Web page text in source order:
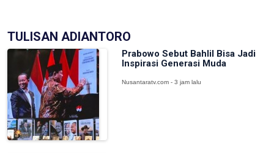
TULISAN ADIANTORO
Prabowo Sebut Bahlil Bisa Jadi
Inspirasi Generasi Muda
Nusantaratv.com - 3 jam lalu